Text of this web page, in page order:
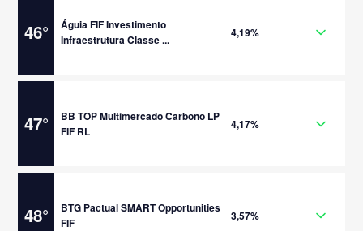
46°
Águia FIF Investimento
Infraestrutura Classe ...
4,19%
47°
BB TOP Multimercado Carbono LP
FIF RL
4,17%
48°
BTG Pactual SMART Opportunities
FIF
3,57%